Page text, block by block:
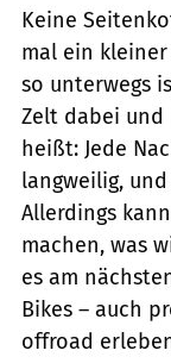
Keine
mal ein kleiner
so unterwegs
Zelt dabei und
heißt: Jede
langweilig,
Allerdings
machen, was
es am
Bikes – auch
offroad